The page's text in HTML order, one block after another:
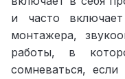
и часто
монтажера,
работы, в
сомневаться,